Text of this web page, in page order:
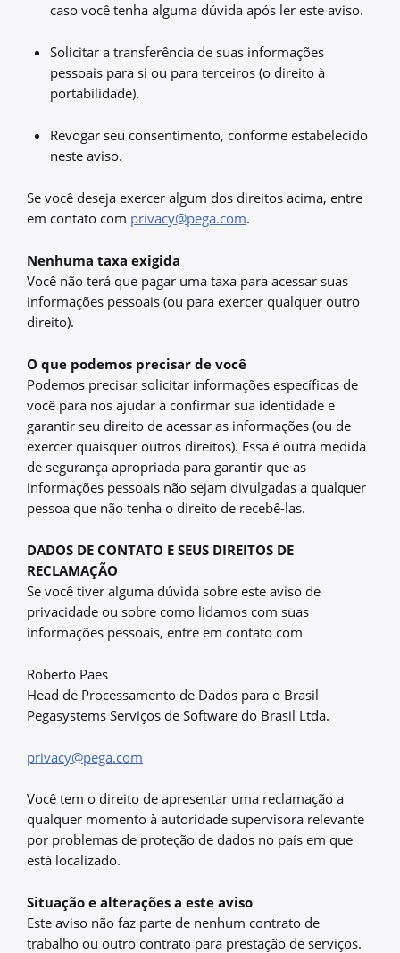
caso você tenha alguma dúvida após ler este aviso.
Solicitar a transferência de suas informações
pessoais para si ou para terceiros (o direito à
portabilidade).
Revogar seu consentimento, conforme estabelecido
neste aviso.
Se você deseja exercer algum dos direitos acima, entre
em contato com privacy@pega.com.
Nenhuma taxa exigida
Você não terá que pagar uma taxa para acessar suas
informações pessoais (ou para exercer qualquer outro
direito).
O que podemos precisar de você
Podemos precisar solicitar informações específicas de
você para nos ajudar a confirmar sua identidade e
garantir seu direito de acessar as informações (ou de
exercer quaisquer outros direitos). Essa é outra medida
de segurança apropriada para garantir que as
informações pessoais não sejam divulgadas a qualquer
pessoa que não tenha o direito de recebê-las.
DADOS DE CONTATO E SEUS DIREITOS DE
RECLAMAÇÃO
Se você tiver alguma dúvida sobre este aviso de
privacidade ou sobre como lidamos com suas
informações pessoais, entre em contato com
Roberto Paes
Head de Processamento de Dados para o Brasil
Pegasystems Serviços de Software do Brasil Ltda.
privacy@pega.com
Você tem o direito de apresentar uma reclamação a
qualquer momento à autoridade supervisora relevante
por problemas de proteção de dados no país em que
está localizado.
Situação e alterações a este aviso
Este aviso não faz parte de nenhum contrato de
trabalho ou outro contrato para prestação de serviços.